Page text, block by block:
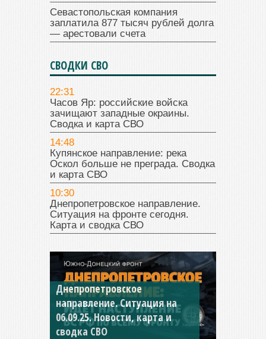
Севастопольская компания
заплатила 877 тысяч рублей долга
— арестовали счета
СВОДКИ СВО
22:31
Часов Яр: российские войска
зачищают западные окраины.
Сводка и карта СВО
14:48
Купянское направление: река
Оскол больше не преграда. Сводка
и карта СВО
10:30
Днепропетровское направление.
Ситуация на фронте сегодня.
Карта и сводка СВО
Константиновское
направление. Ситуация на
04.09.25 Новости, карта и
сводка СВО